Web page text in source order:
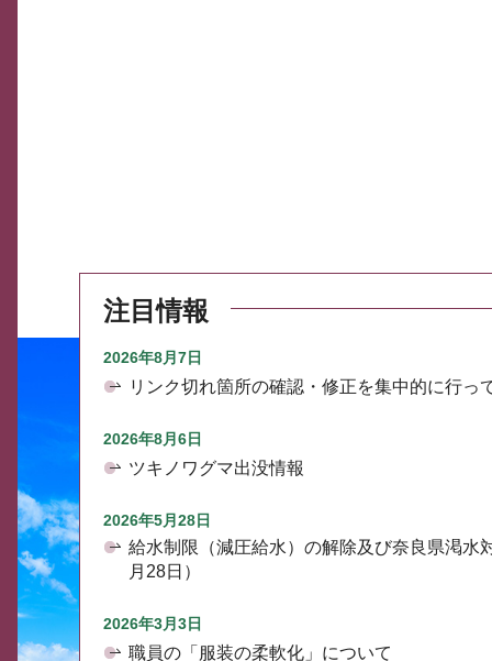
注目情報
2026年8月7日
リンク切れ箇所の確認・修正を集中的に行っ
2026年8月6日
ツキノワグマ出没情報
2026年5月28日
給水制限（減圧給水）の解除及び奈良県渇水
月28日）
2026年3月3日
職員の「服装の柔軟化」について